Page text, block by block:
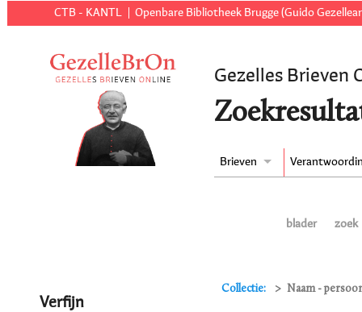
CTB - KANTL Openbare Bibliotheek Brugge (Guido
Gezelles Brieven
Brieven
blader zoek
Collectie: Naam -
Verfijn